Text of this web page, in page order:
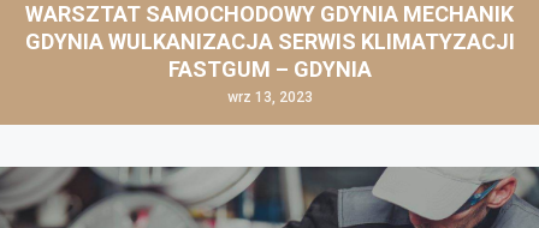
WARSZTAT SAMOCHODOWY GDYNIA MECHANIK
GDYNIA WULKANIZACJA SERWIS KLIMATYZACJI
FASTGUM – GDYNIA
wrz 13, 2023